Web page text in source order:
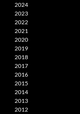
2024
2023
2022
2021
2020
2019
2018
2017
2016
2015
2014
2013
2012